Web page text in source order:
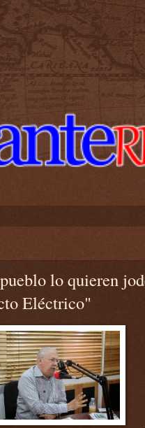
lo quieren
Eléctrico"